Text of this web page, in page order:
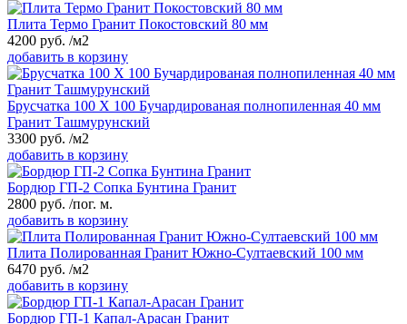
Плита Термо Гранит Покостовский 80 мм
4200 руб. /м2
добавить в корзину
Брусчатка 100 Х 100 Бучардированая полнопиленная 40 мм
Гранит Ташмурунский
3300 руб. /м2
добавить в корзину
Бордюр ГП-2 Сопка Бунтина Гранит
2800 руб. /пог. м.
добавить в корзину
Плита Полированная Гранит Южно-Султаевский 100 мм
6470 руб. /м2
добавить в корзину
Бордюр ГП-1 Капал-Арасан Гранит